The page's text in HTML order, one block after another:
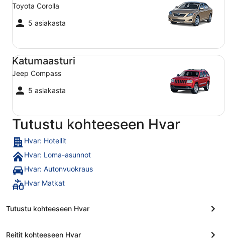
Toyota Corolla
5 asiakasta
Katumaasturi
Jeep Compass
5 asiakasta
Katumaasturi Jeep Compass
Tutustu kohteeseen Hvar
Hvar: Hotellit
Hvar: Loma-asunnot
Hvar: Autonvuokraus
Hvar Matkat
Tutustu kohteeseen Hvar
Reitit kohteeseen Hvar